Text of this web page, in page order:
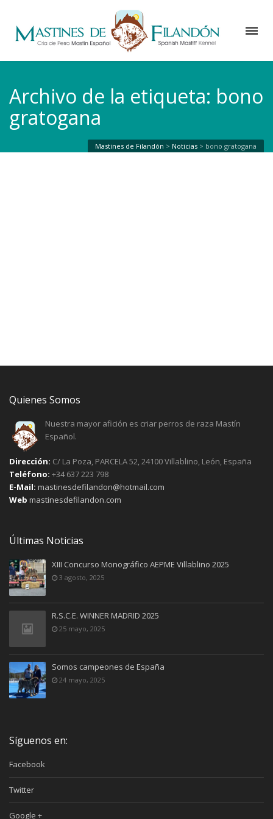
Archivo de la etiqueta: bono
gratogana
Mastines de Filandón > Noticias > bono gratogana
Quienes Somos
Nuestra mayor afición es criar perros de raza Mastín
Español.
Dirección: C/ La Poza, PARCELA 52, 24100 Villablino, León, España
Teléfono: +34 637 223 798
E-Mail: mastinesdefilandon@hotmail.com
Web mastinesdefilandon.com
Últimas Noticias
XIII Concurso Monográfico AEPME Villablino 2025
3 agosto, 2025
R.S.C.E. WINNER MADRID 2025
25 mayo, 2025
Somos campeones de España
24 mayo, 2025
Síguenos en:
Facebook
Twitter
Google +